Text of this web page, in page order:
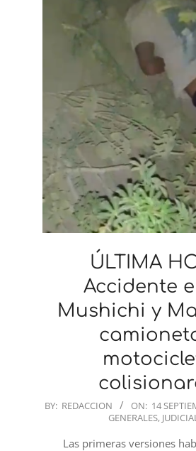
ÚLTIMA
Accidente
Mushichi y
2025-
BY: REDACCION ON: 14
GENERALES,
Las primeras versiones